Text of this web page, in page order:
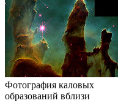
Фотография каловых
образований вблизи